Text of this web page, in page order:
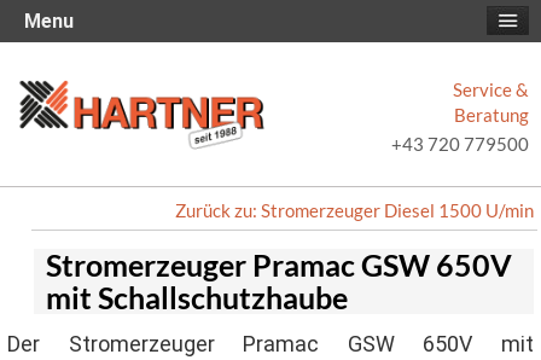
Service &
Beratung
+43 720 779500
Zurück zu: Stromerzeuger Diesel 1500 U/min
Stromerzeuger Pramac GSW 650V
mit Schallschutzhaube
Der Stromerzeuger Pramac GSW 650V mit
Menu